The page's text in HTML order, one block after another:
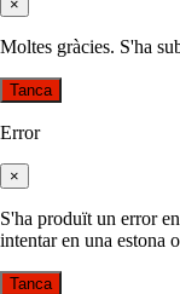
×
Moltes gràcies. S'ha
Tanca
Error
×
S'ha produït un error
intentar en una estona
Tanca